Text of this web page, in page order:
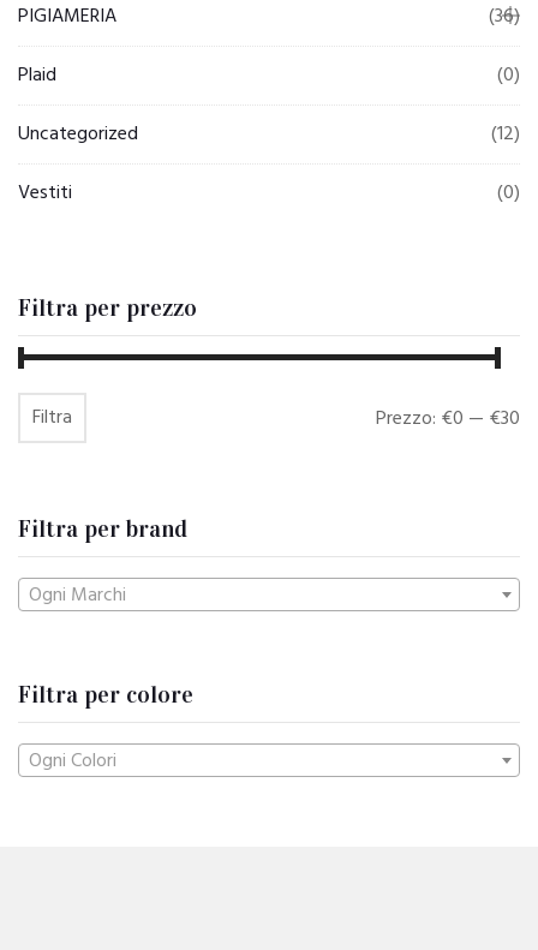
PIGIAMERIA
(36)
Plaid
(0)
Uncategorized
(12)
Vestiti
(0)
Filtra per prezzo
Prezzo
Prezzo
Filtra Prezzo: €0 — €30
Filtra per brand
Ogni Marchi
Filtra per colore
Ogni Colori